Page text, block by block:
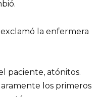
la enfermera
paciente, atónitos.
los primeros